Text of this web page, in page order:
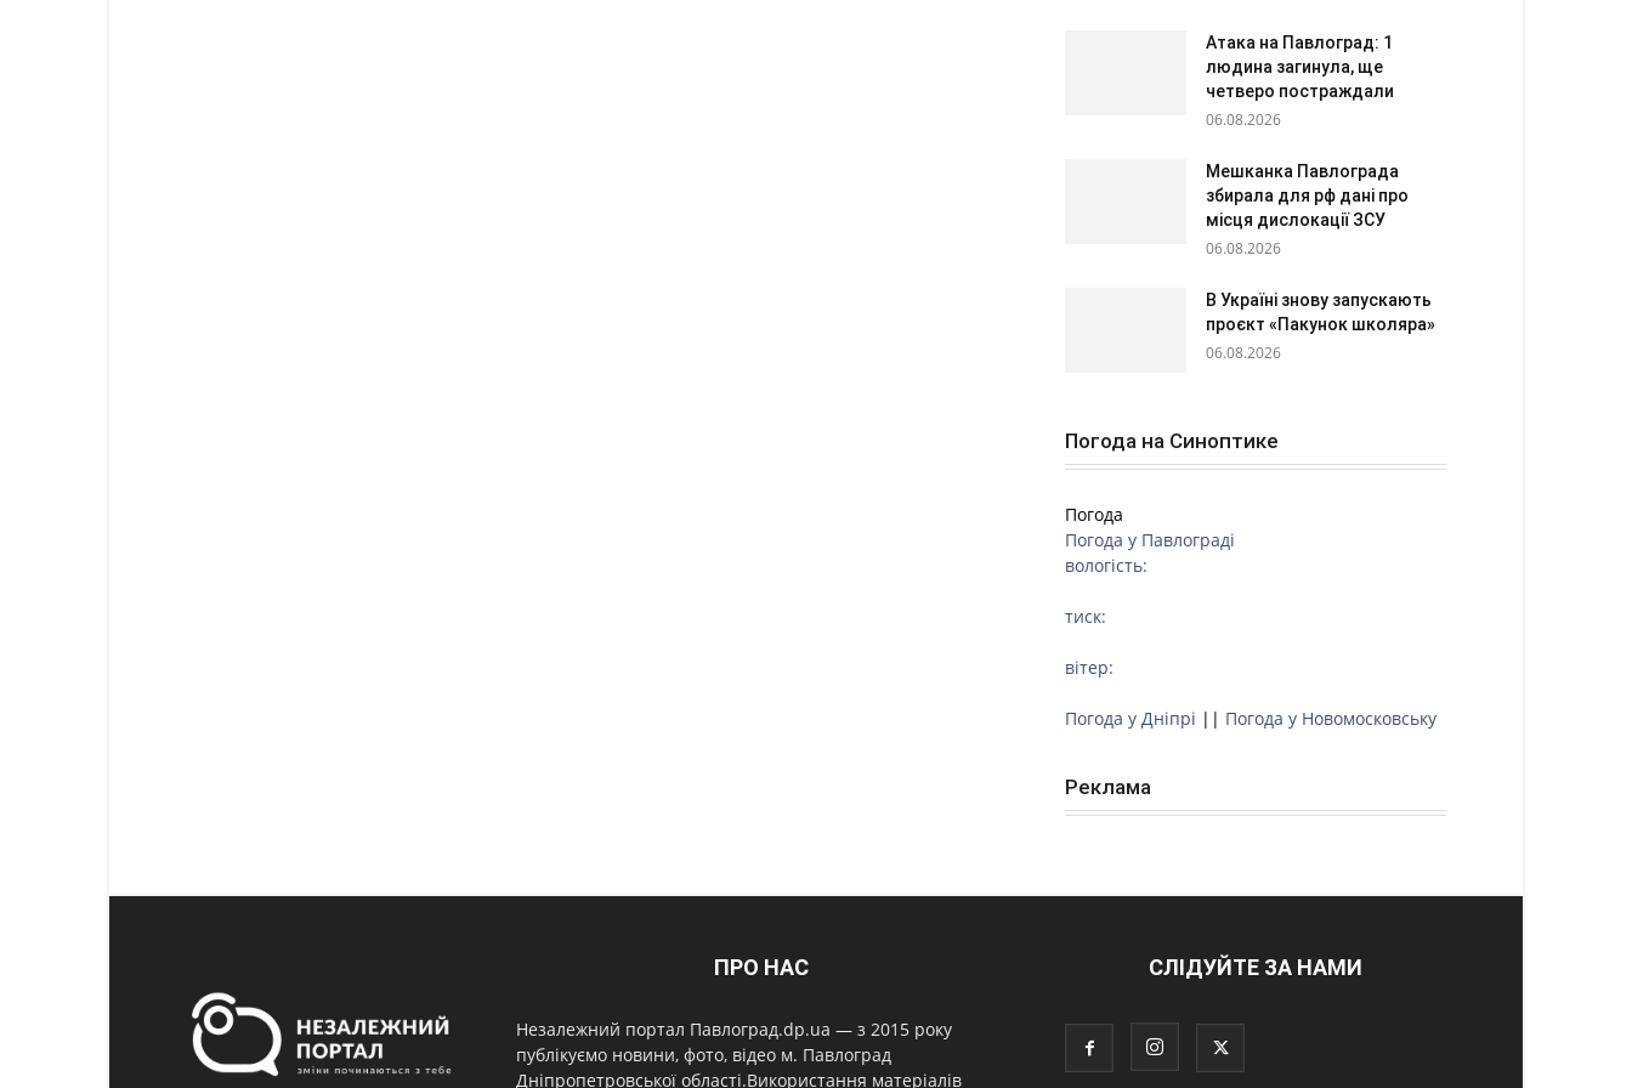
Атака на Павлоград: 1
людина загинула, ще
четверо постраждали
06.08.2026
Мешканка Павлограда
збирала для рф дані про
місця дислокації ЗСУ
06.08.2026
В Україні знову запускають
проєкт «Пакунок школяра»
06.08.2026
Погода на Синоптике
Погода
Погода у Павлограді
вологість:
тиск:
вітер:
Погода у Дніпрі || Погода у Новомосковську
Реклама
ПРО НАС
Незалежний портал Павлоград.dp.ua — з 2015 року
публікуємо новини, фото, відео м. Павлоград
Дніпропетровської області.Використання матеріалів
СЛІДУЙТЕ ЗА НАМИ